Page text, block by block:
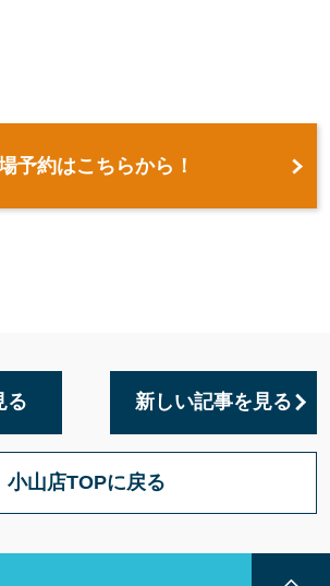
予約はこちらから！
る 新しい記事を見る
小山店TOPに戻る